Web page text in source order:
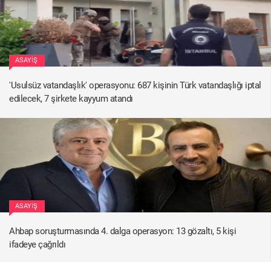
ASAYIŞ
'Usulsüz vatandaşlık' operasyonu: 687 kişinin Türk vatandaşlığı iptal
edilecek, 7 şirkete kayyum atandı
ASAYIŞ
Ahbap soruşturmasında 4. dalga operasyon: 13 gözaltı, 5 kişi
ifadeye çağrıldı